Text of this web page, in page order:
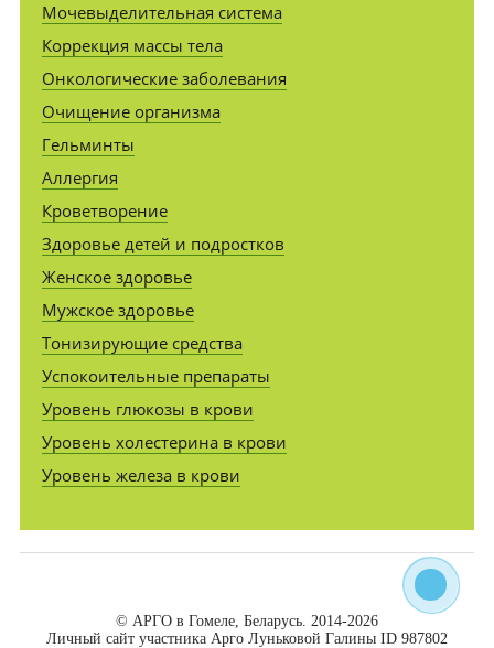
Мочевыделительная система
Коррекция массы тела
Онкологические заболевания
Очищение организма
Гельминты
Аллергия
Кроветворение
Здоровье детей и подростков
Женское здоровье
Мужское здоровье
Тонизирующие средства
Успокоительные препараты
Уровень глюкозы в крови
Уровень холестерина в крови
Уровень железа в крови
© АРГО в Гомеле, Беларусь. 2014-2026
Личный сайт участника Арго Луньковой Галины ID 987802